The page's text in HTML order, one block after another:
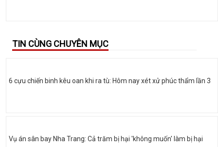
TIN CÙNG CHUYÊN MỤC
6 cựu chiến binh kêu oan khi ra tù: Hôm nay xét xử phúc thẩm lần 3
Vụ án sân bay Nha Trang: Cả trăm bị hại 'không muốn' làm bị hại